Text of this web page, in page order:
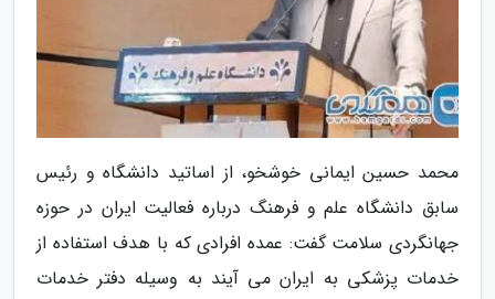
محمد حسین ایمانی خوشخو، از اساتید دانشگاه و رئیس
سابق دانشگاه علم و فرهنگ درباره فعالیت ایران در حوزه
جهانگردی سلامت گفت: عمده افرادی که با هدف استفاده از
خدمات پزشکی به ایران می آیند به وسیله دفتر خدمات